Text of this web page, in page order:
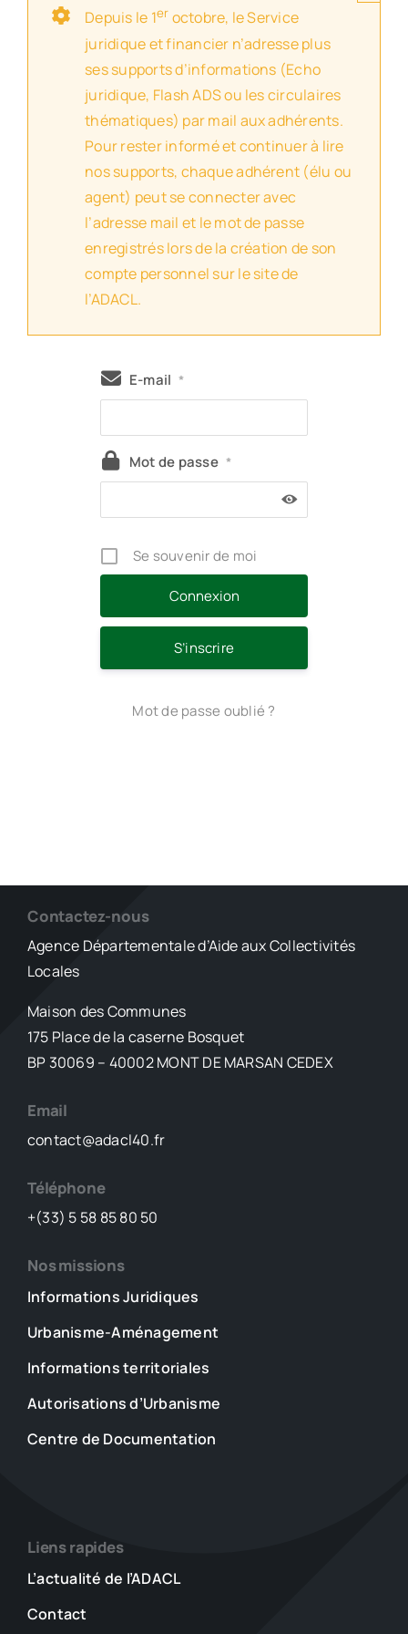
Depuis le 1er octobre, le Service
juridique et financier n’adresse plus
ses supports d’informations (Echo
juridique, Flash ADS ou les circulaires
thématiques) par mail aux adhérents.
Pour rester informé et continuer à lire
nos supports, chaque adhérent (élu ou
agent) peut se connecter avec
l’adresse mail et le mot de passe
enregistrés lors de la création de son
compte personnel sur le site de
l’ADACL.
E-mail *
Mot de passe *
Se souvenir de moi
S’inscrire
Mot de passe oublié ?
Contactez-nous
Agence Départementale d’Aide aux Collectivités
Locales
Maison des Communes
175 Place de la caserne Bosquet
BP 30069 – 40002 MONT DE MARSAN CEDEX
Email
contact@adacl40.fr
Téléphone
+(33) 5 58 85 80 50
Nos missions
Informations Juridiques
Urbanisme-Aménagement
Informations territoriales
Autorisations d’Urbanisme
Centre de Documentation
Liens rapides
L’actualité de l’ADACL
Contact